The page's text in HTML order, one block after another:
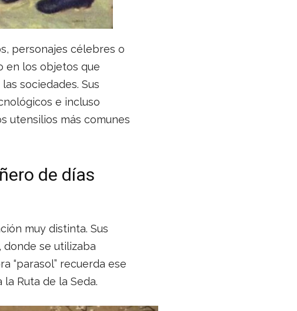
personajes célebres o
en los objetos que
sociedades. Sus
e incluso
utensilios más comunes
de días
muy distinta. Sus
donde se utilizaba
“parasol” recuerda ese
Ruta de la Seda.